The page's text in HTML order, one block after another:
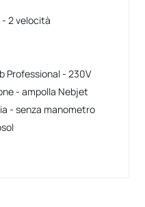
- 2 velocità
Professional - 230V
- ampolla Nebjet
- senza manometro